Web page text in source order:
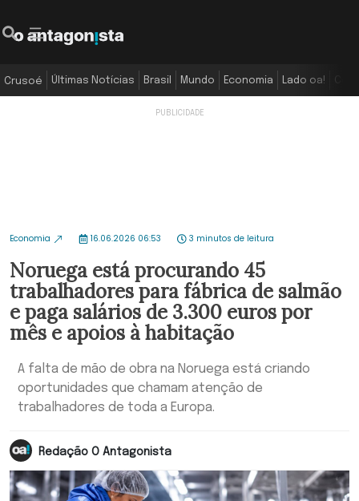
Crusoé Últimas Notícias Brasil Mundo Economia Lado oa!
Economia 16.06.2026 06:53 3 minutos de leitura
Noruega está procurando 45
trabalhadores para fábrica de salmão
e paga salários de 3.300 euros por
mês e apoios à habitação
A falta de mão de obra na Noruega está criando
oportunidades que chamam atenção de
trabalhadores de toda a Europa.
Redação O Antagonista